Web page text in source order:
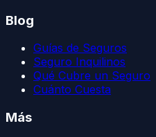
Blog
Guías de Seguros
Seguro Inquilinos
Qué Cubre un Seguro
Cuánto Cuesta
Más